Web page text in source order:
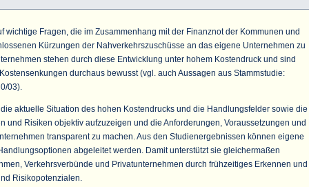
wichtige Fragen, die im Zusammenhang mit der Finanznot der Kommunen und
Kürzungen der Nahverkehrszuschüsse an das eigene Unternehmen zu
stehen durch diese Entwicklung unter hohem Kostendruck und sind
durchaus bewusst (vgl. auch Aussagen aus Stammstudie:
03).
aktuelle Situation des hohen Kostendrucks und die Handlungsfelder sowie die
und Risiken objektiv aufzuzeigen und die Anforderungen, Voraussetzungen und
transparent zu machen. Aus den Studienergebnissen können eigene
abgeleitet werden. Damit unterstützt sie gleichermaßen
Verkehrsverbünde und Privatunternehmen durch frühzeitiges Erkennen und
Risikopotenzialen.